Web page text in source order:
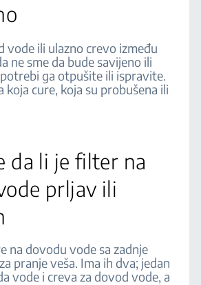
vode ili ulazno crevo između
ne sme da bude savijeno ili
ga otpušite ili ispravite.
koja cure, koja su probušena ili
da li je filter na
prljav ili
na dovodu vode sa zadnje
pranje veša. Ima ih dva; jedan
vode i creva za dovod vode, a